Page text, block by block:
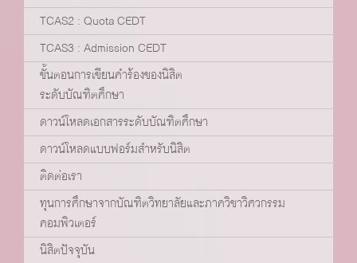
TCAS2 : Quota CEDT
TCAS3 : Admission CEDT
ขั้นตอนการเขียนคำร้องของนิสิต
ระดับบัณฑิตศึกษา
ดาวน์โหลดเอกสารระดับบัณฑิตศึกษา
ดาวน์โหลดแบบฟอร์มสำหรับนิสิต
ติดต่อเรา
ทุนการศึกษาจากบัณฑิตวิทยาลัยและภาควิชาวิศวกรรม
คอมพิวเตอร์
นิสิตปัจจุบัน